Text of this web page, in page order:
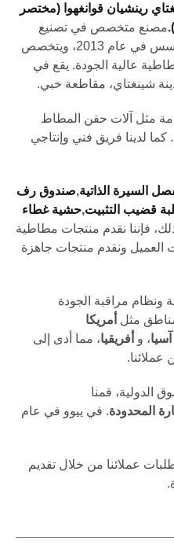
رينشيان قوانغهوا (مختصر
مصنع متخصص في تصنيع
قطع غيار السيارات المطاطية تأسس في عام 2013، ويتخصص
عالية الجودة. يقع في
شينغتاي، مقاطعة خبي.
مثل آلات حقن المطاط
كما لدينا فريق فني وإنتاجي
السيرة الذاتية,صندوق رف
قضيب التثبيت,حشية غطاء
فإننا نقدم منتجات مطاطية
ونقدم منتجات جاهزة
ونظام مراقبة الجودة
مناطق مثل أمريكا
، و أفريقيا، مما أدى إلى
الدولية، قمنا
المحدودة. في ييوو في عام
عملائنا من خلال تقديم